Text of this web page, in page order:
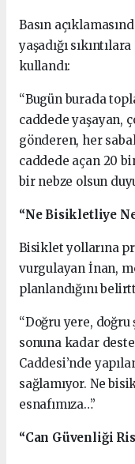
Basın
yaşadığı
kullandı:
“Bugün burada
caddede yaşayan,
gönderen, her
caddede açan 20
bir nebze olsun
“Ne Bisikletliye
Bisiklet yollarına
vurgulayan İnan,
planlandığını
“Doğru yere,
sonuna kadar
Caddesi’nde
sağlamıyor. Ne
esnafımıza…”
“Can Güvenliği